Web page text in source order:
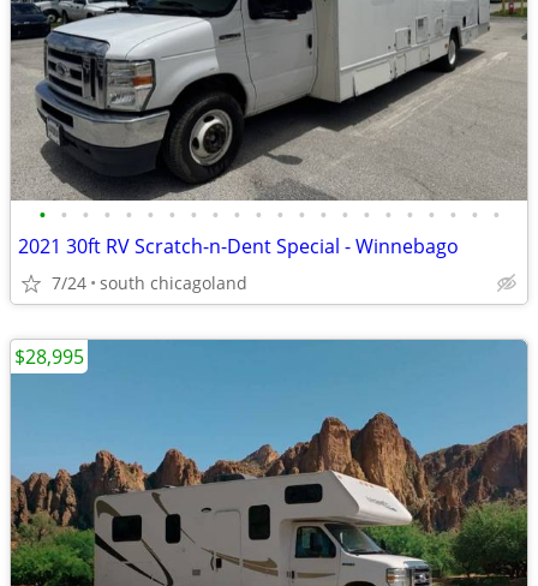
• • • • • • • • • • • • • • • • • • • • • •
2021 30ft RV Scratch-n-Dent Special - Winnebago
7/24 south chicagoland
$28,995